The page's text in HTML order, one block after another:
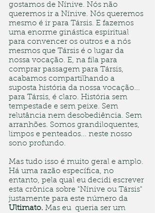
gostamos de Nínive. Nós não
queremos ir a Nínive. Nós queremos
mesmo é ir para Társis. E fazemos
uma enorme ginástica espiritual
para convencer os outros e a nós
mesmos que Társis é o lugar da
nossa vocação. E, na fila para
comprar passagem para Társis,
acabamos compartilhando a
suposta história da nossa vocação...
para Társis, é claro. História sem
tempestade e sem peixe. Sem
relutância nem desobediência. Sem
arranhões. Somos grandiloquentes,
limpos e penteados... neste nosso
sono profundo.
Mas tudo isso é muito geral e amplo.
Há uma razão específica, no
entanto, pela qual eu decidi escrever
esta crônica sobre "Nínive ou Társis"
justamente para este número da
Ultimato. Mas eu  queria ser um